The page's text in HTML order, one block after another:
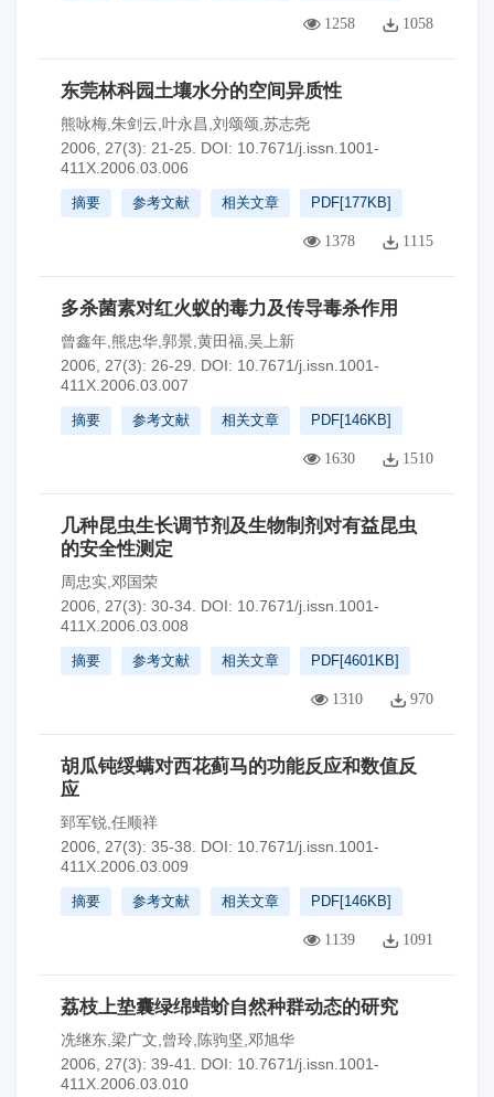
1258 1058
东莞林科园土壤水分的空间异质性
熊咏梅,朱剑云,叶永昌,刘颂颂,苏志尧
2006, 27(3): 21-25.
DOI: 10.7671/j.issn.1001-
411X.2006.03.006
摘要 参考文献 相关文章 PDF[177KB]
1378 1115
多杀菌素对红火蚁的毒力及传导毒杀作用
曾鑫年,熊忠华,郭景,黄田福,吴上新
2006, 27(3): 26-29.
DOI: 10.7671/j.issn.1001-
411X.2006.03.007
摘要 参考文献 相关文章 PDF[146KB]
1630 1510
几种昆虫生长调节剂及生物制剂对有益昆虫
的安全性测定
周忠实,邓国荣
2006, 27(3): 30-34. DOI: 10.7671/j.issn.1001-
411X.2006.03.008
摘要 参考文献 相关文章 PDF[4601KB]
1310 970
胡瓜钝绥螨对西花蓟马的功能反应和数值反
应
郅军锐,任顺祥
2006, 27(3): 35-38.
DOI: 10.7671/j.issn.1001-
411X.2006.03.009
摘要 参考文献 相关文章 PDF[146KB]
1139 1091
荔枝上垫囊绿绵蜡蚧自然种群动态的研究
冼继东,梁广文,曾玲,陈驹坚,邓旭华
2006, 27(3): 39-41.
DOI: 10.7671/j.issn.1001-
411X.2006.03.010